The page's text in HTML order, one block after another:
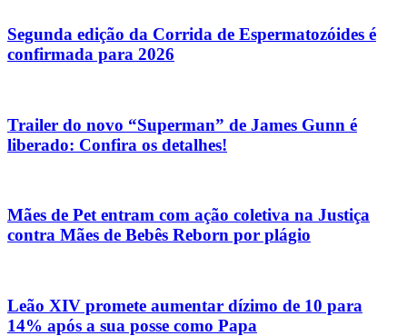
Segunda edição da Corrida de Espermatozóides é
confirmada para 2026
Trailer do novo “Superman” de James Gunn é
liberado: Confira os detalhes!
Mães de Pet entram com ação coletiva na Justiça
contra Mães de Bebês Reborn por plágio
Leão XIV promete aumentar dízimo de 10 para
14% após a sua posse como Papa